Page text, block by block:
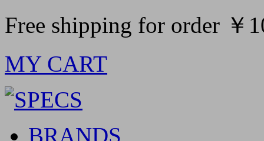
Free shipping for order ￥
MY CART
BRANDS